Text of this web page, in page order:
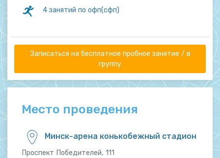
4 занятий по офп(сфп)
Записаться на бесплатное пробное занятие / в
группу
Место проведения
Минск-арена конькобежный стадион
Проспект Победителей, 111